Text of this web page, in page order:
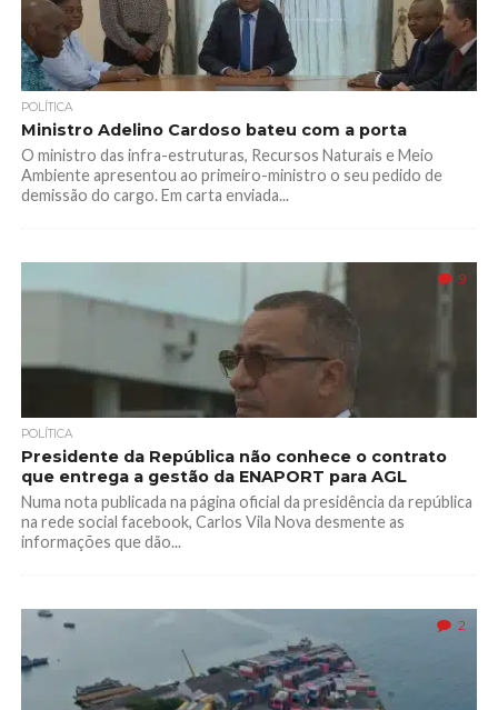
POLÍTICA
Ministro Adelino Cardoso bateu com a porta
O ministro das infra-estruturas, Recursos Naturais e Meio
Ambiente apresentou ao primeiro-ministro o seu pedido de
demissão do cargo. Em carta enviada...
9
POLÍTICA
Presidente da República não conhece o contrato
que entrega a gestão da ENAPORT para AGL
Numa nota publicada na página oficial da presidência da república
na rede social facebook, Carlos Vila Nova desmente as
informações que dão...
2